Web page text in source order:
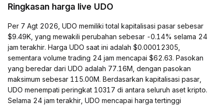
Ringkasan harga live UDO
Per 7 Agt 2026, UDO memiliki total kapitalisasi pasar sebesar
$9.49K, yang mewakili perubahan sebesar -0.14% selama 24
jam terakhir. Harga UDO saat ini adalah $0.00012305,
sementara volume trading 24 jam mencapai $62.63. Pasokan
yang beredar dari UDO adalah 77.16M, dengan pasokan
maksimum sebesar 115.00M. Berdasarkan kapitalisasi pasar,
UDO menempati peringkat 10317 di antara seluruh aset kripto.
Selama 24 jam terakhir, UDO mencapai harga tertinggi